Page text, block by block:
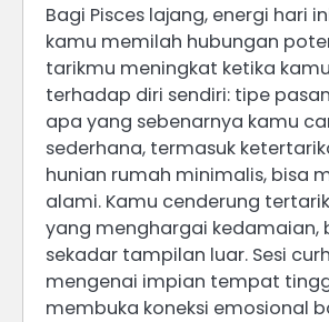
Bagi Pisces lajang, energi hari
kamu memilah hubungan
tarikmu meningkat ketika
terhadap diri sendiri: tipe
apa yang sebenarnya kamu
sederhana, termasuk
hunian rumah minimalis, bisa
alami. Kamu cenderung
yang menghargai kedamaian,
sekadar tampilan luar. Sesi
mengenai impian tempat
membuka koneksi emosional